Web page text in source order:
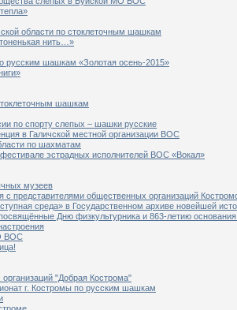
области по стоклеточным шашкам
нить…»
русским шашкам «Золотая осень-2015»
шашкам
по спорту слепых – шашки русские
в Галичской местной организации ВОС
по шахматам
эстрадных исполнителей ВОС «Вокал»
музеев
с представителями общественных организаций
среда» в Государственном архиве новейшей
Дню физкультурника и 863-летию основания
ВОС
"Добрая Кострома"
г. Костромы по русским шашкам